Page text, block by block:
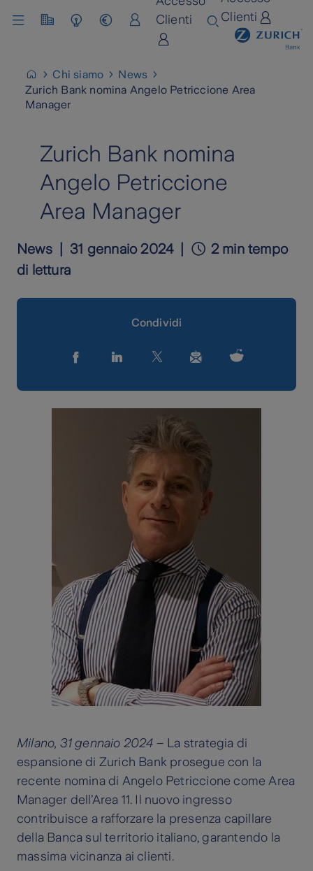
Clienti
Clienti
Chi siamo
News
Zurich Bank nomina Angelo Petriccione Area
Manager
Zurich Bank nomina
Angelo Petriccione
Area Manager
News 31 gennaio 2024
2 min tempo
di lettura
Condividi
Milano, 31 gennaio 2024 – La strategia di
espansione di Zurich Bank prosegue con la
recente nomina di Angelo Petriccione come Area
Manager dell’Area 11. Il nuovo ingresso
contribuisce a rafforzare la presenza capillare
della Banca sul territorio italiano, garantendo la
massima vicinanza ai clienti.